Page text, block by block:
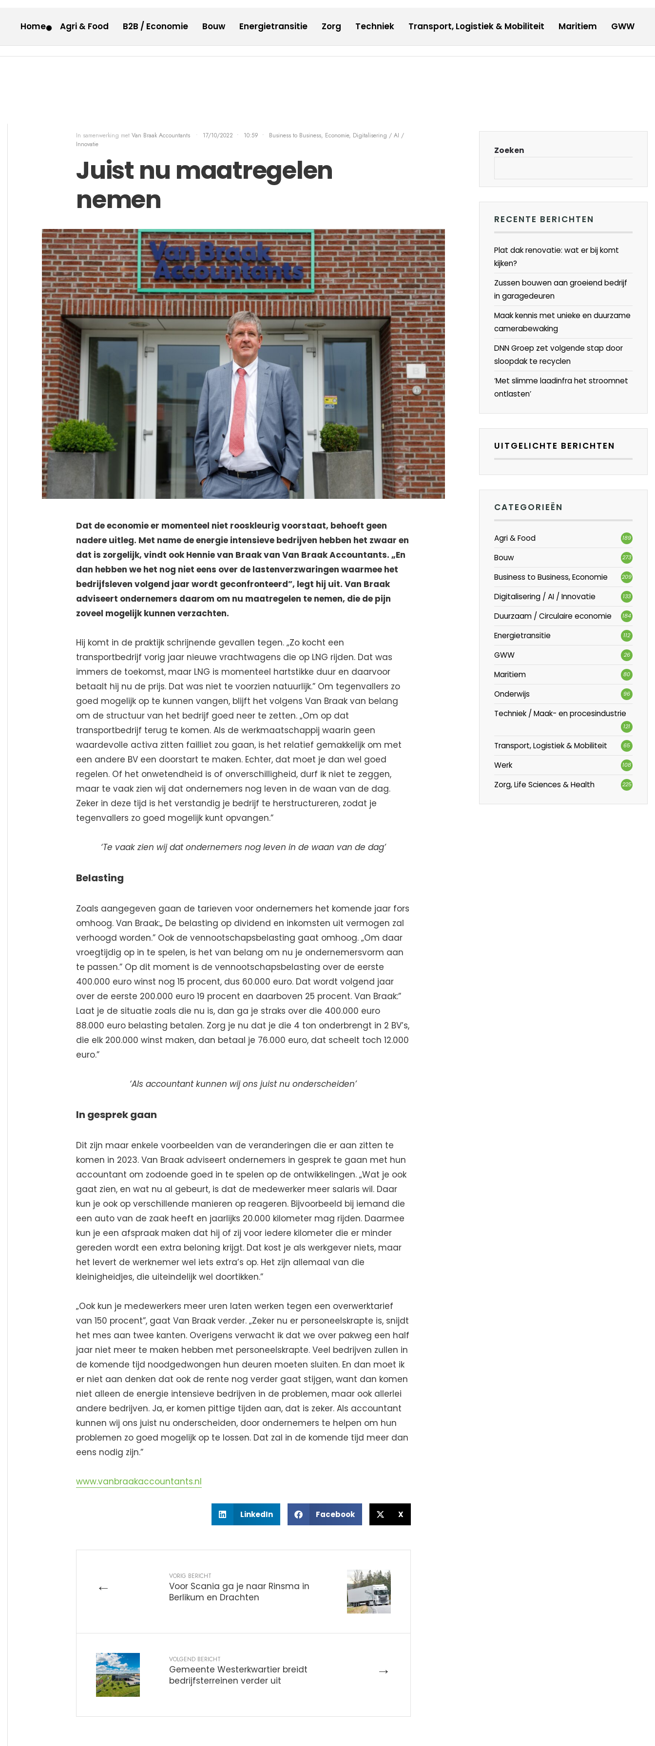
VRIJDAG 7 AUGUSTUS 2026
Home Agri & Food B2B / Economie Bouw Energietransitie Zorg Techniek Transport, Logistiek & Mobiliteit Maritiem GWW
In samenwerking met Van Braak Accountants • 17/10/2022 • 10:59 • Business to Business, Economie, Digitalisering / AI /
Innovatie
Juist nu maatregelen
nemen
Dat de economie er momenteel niet rooskleurig voorstaat, behoeft geen
nadere uitleg. Met name de energie intensieve bedrijven hebben het zwaar en
dat is zorgelijk, vindt ook Hennie van Braak van Van Braak Accountants. „En
dan hebben we het nog niet eens over de lastenverzwaringen waarmee het
bedrijfsleven volgend jaar wordt geconfronteerd”, legt hij uit. Van Braak
adviseert ondernemers daarom om nu maatregelen te nemen, die de pijn
zoveel mogelijk kunnen verzachten.
Hij komt in de praktijk schrijnende gevallen tegen. „Zo kocht een
transportbedrijf vorig jaar nieuwe vrachtwagens die op LNG rijden. Dat was
immers de toekomst, maar LNG is momenteel hartstikke duur en daarvoor
betaalt hij nu de prijs. Dat was niet te voorzien natuurlijk.” Om tegenvallers zo
goed mogelijk op te kunnen vangen, blijft het volgens Van Braak van belang
om de structuur van het bedrijf goed neer te zetten. „Om op dat
transportbedrijf terug te komen. Als de werkmaatschappij waarin geen
waardevolle activa zitten failliet zou gaan, is het relatief gemakkelijk om met
een andere BV een doorstart te maken. Echter, dat moet je dan wel goed
regelen. Of het onwetendheid is of onverschilligheid, durf ik niet te zeggen,
maar te vaak zien wij dat ondernemers nog leven in de waan van de dag.
Zeker in deze tijd is het verstandig je bedrijf te herstructureren, zodat je
tegenvallers zo goed mogelijk kunt opvangen.”
‘Te vaak zien wij dat ondernemers nog leven in de waan van de dag’
Belasting
Zoals aangegeven gaan de tarieven voor ondernemers het komende jaar fors
omhoog. Van Braak:„ De belasting op dividend en inkomsten uit vermogen zal
verhoogd worden.” Ook de vennootschapsbelasting gaat omhoog. „Om daar
vroegtijdig op in te spelen, is het van belang om nu je ondernemersvorm aan
te passen.” Op dit moment is de vennootschapsbelasting over de eerste
400.000 euro winst nog 15 procent, dus 60.000 euro. Dat wordt volgend jaar
over de eerste 200.000 euro 19 procent en daarboven 25 procent. Van Braak:”
Laat je de situatie zoals die nu is, dan ga je straks over die 400.000 euro
88.000 euro belasting betalen. Zorg je nu dat je die 4 ton onderbrengt in 2 BV’s,
die elk 200.000 winst maken, dan betaal je 76.000 euro, dat scheelt toch 12.000
euro.”
‘Als accountant kunnen wij ons juist nu onderscheiden’
In gesprek gaan
Dit zijn maar enkele voorbeelden van de veranderingen die er aan zitten te
komen in 2023. Van Braak adviseert ondernemers in gesprek te gaan met hun
accountant om zodoende goed in te spelen op de ontwikkelingen. „Wat je ook
gaat zien, en wat nu al gebeurt, is dat de medewerker meer salaris wil. Daar
kun je ook op verschillende manieren op reageren. Bijvoorbeeld bij iemand die
een auto van de zaak heeft en jaarlijks 20.000 kilometer mag rijden. Daarmee
kun je een afspraak maken dat hij of zij voor iedere kilometer die er minder
gereden wordt een extra beloning krijgt. Dat kost je als werkgever niets, maar
het levert de werknemer wel iets extra’s op. Het zijn allemaal van die
kleinigheidjes, die uiteindelijk wel doortikken.”
„Ook kun je medewerkers meer uren laten werken tegen een overwerktarief
van 150 procent”, gaat Van Braak verder. „Zeker nu er personeelskrapte is, snijdt
het mes aan twee kanten. Overigens verwacht ik dat we over pakweg een half
jaar niet meer te maken hebben met personeelskrapte. Veel bedrijven zullen in
de komende tijd noodgedwongen hun deuren moeten sluiten. En dan moet ik
er niet aan denken dat ook de rente nog verder gaat stijgen, want dan komen
niet alleen de energie intensieve bedrijven in de problemen, maar ook allerlei
andere bedrijven. Ja, er komen pittige tijden aan, dat is zeker. Als accountant
kunnen wij ons juist nu onderscheiden, door ondernemers te helpen om hun
problemen zo goed mogelijk op te lossen. Dat zal in de komende tijd meer dan
eens nodig zijn.”
www.vanbraakaccountants.nl
LinkedIn Facebook X
← VORIG BERICHT
Voor Scania ga je naar Rinsma in
Berlikum en Drachten
→
VOLGEND BERICHT
Gemeente Westerkwartier breidt
bedrijfsterreinen verder uit
Zoeken
RECENTE BERICHTEN
Plat dak renovatie: wat er bij komt
kijken?
Zussen bouwen aan groeiend bedrijf
in garagedeuren
Maak kennis met unieke en duurzame
camerabewaking
DNN Groep zet volgende stap door
sloopdak te recyclen
‘Met slimme laadinfra het stroomnet
ontlasten’
UITGELICHTE BERICHTEN
CATEGORIEËN
Agri & Food 189
Bouw 273
Business to Business, Economie 209
Digitalisering / AI / Innovatie 133
Duurzaam / Circulaire economie 184
Energietransitie 112
GWW 26
Maritiem 80
Onderwijs 96
Techniek / Maak- en procesindustrie
121
Transport, Logistiek & Mobiliteit 65
Werk 108
Zorg, Life Sciences & Health 225